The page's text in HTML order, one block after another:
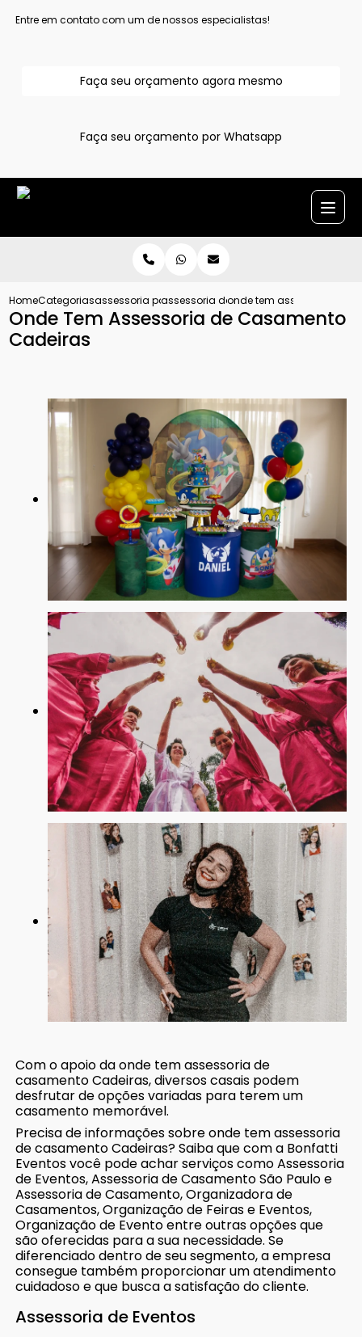
Entre em contato com um de nossos especialistas!
Faça seu orçamento agora mesmo
Faça seu orçamento por Whatsapp
HomeCategoriasassessoria para casamentos
assessoria de casamento grande sao
onde tem assessoria de
Onde Tem Assessoria de Casamento
Cadeiras
Com o apoio da onde tem assessoria de
casamento Cadeiras, diversos casais podem
desfrutar de opções variadas para terem um
casamento memorável.
Precisa de informações sobre onde tem assessoria
de casamento Cadeiras? Saiba que com a Bonfatti
Eventos você pode achar serviços como Assessoria
de Eventos, Assessoria de Casamento São Paulo e
Assessoria de Casamento, Organizadora de
Casamentos, Organização de Feiras e Eventos,
Organização de Evento entre outras opções que
são oferecidas para a sua necessidade. Se
diferenciado dentro de seu segmento, a empresa
consegue também proporcionar um atendimento
cuidadoso e que busca a satisfação do cliente.
Assessoria de Eventos